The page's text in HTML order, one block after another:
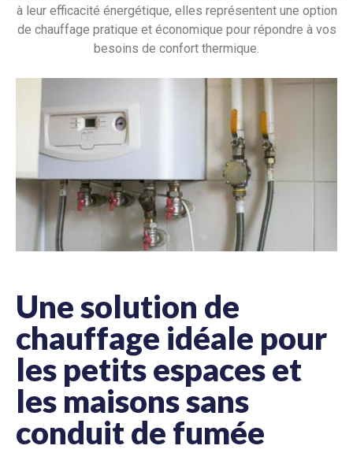
à leur efficacité énergétique, elles représentent une option
de chauffage pratique et économique pour répondre à vos
besoins de confort thermique.
Une solution de
chauffage idéale pour
les petits espaces et
les maisons sans
conduit de fumée